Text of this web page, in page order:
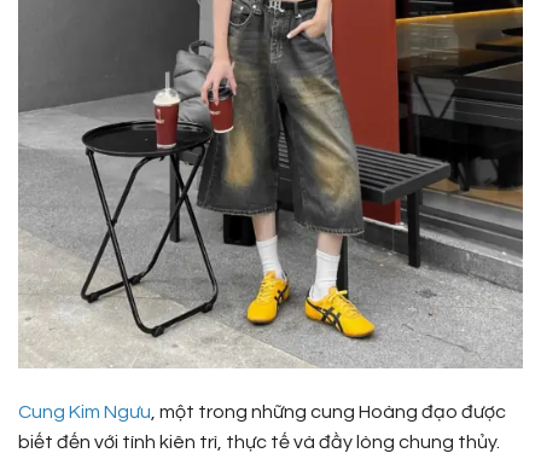
Cung Kim Ngưu , một trong những cung Hoàng đạo được
biết đến với tính kiên trì, thực tế và đầy lòng chung thủy.